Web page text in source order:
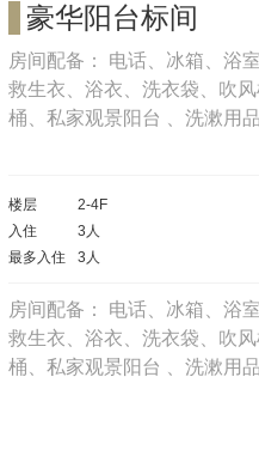
豪华阳台标间
房间配备： 电话、冰箱、浴
救生衣、浴衣、洗衣袋、吹
桶、私家观景阳台 、洗漱用品
楼层 2-4F
入住
3人
最多入住
3人
房间配备： 电话、冰箱、浴
救生衣、浴衣、洗衣袋、吹
桶、私家观景阳台 、洗漱用品